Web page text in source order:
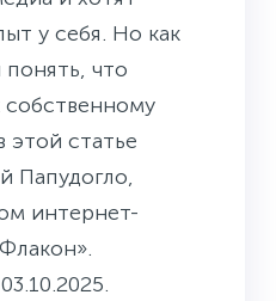
у себя. Но как
что
собственному
этой статье
Папудогло,
интернет-